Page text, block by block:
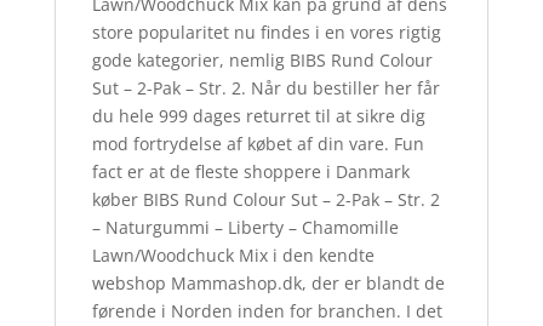
store popularitet nu findes i en vores rigtig
gode kategorier, nemlig BIBS Rund Colour
Sut – 2-Pak – Str. 2. Når du bestiller her får
du hele 999 dages returret til at sikre dig
mod fortrydelse af købet af din vare. Fun
fact er at de fleste shoppere i Danmark
køber BIBS Rund Colour Sut – 2-Pak – Str. 2
– Naturgummi – Liberty – Chamomille
Lawn/Woodchuck Mix i den kendte
webshop Mammashop.dk, der er blandt de
førende i Norden inden for branchen. I det